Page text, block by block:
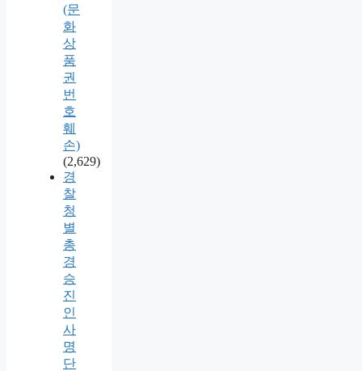
(문
화
상
품
권
번
호
훼
손)
(2,629)
경
찰
청
별
총
경
승
진
인
사
명
단